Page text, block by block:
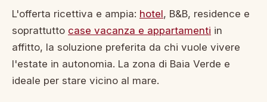
L'offerta ricettiva e ampia: hotel, B&B, residence e
soprattutto case vacanza e appartamenti in
affitto, la soluzione preferita da chi vuole vivere
l'estate in autonomia. La zona di Baia Verde e
ideale per stare vicino al mare.